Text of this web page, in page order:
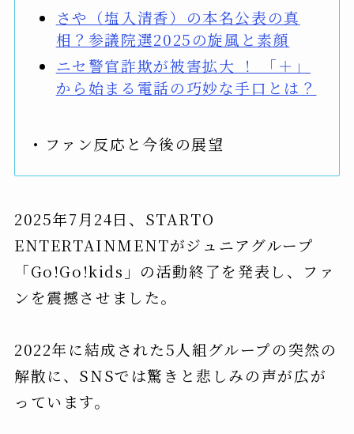
さや（塩入清香）の本名公表の真
相？参議院選2025の旋風と素顔
ニセ警官詐欺が被害拡大 ！ 「＋」
から始まる電話の巧妙な手口とは？
• ファン反応と今後の展望
2025年7月24日、STARTO
ENTERTAINMENTがジュニアグループ
「Go!Go!kids」の活動終了を発表し、ファ
ンを震撼させました。
2022年に結成された5人組グループの突然の
解散に、SNSでは驚きと悲しみの声が広が
っています。